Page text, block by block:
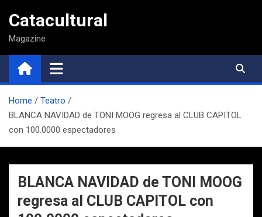
contenido
Catacultural
Magazine
Home
Teatro
BLANCA NAVIDAD de TONI MOOG regresa al CLUB CAPITOL
con 100.0000 espectadores
BLANCA NAVIDAD de TONI MOOG
regresa al CLUB CAPITOL con